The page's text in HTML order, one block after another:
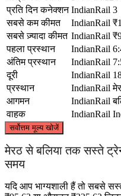
प्रति दिन कनेक्शन IndianRail 3
सबसे कम कीमत
IndianRail
सबसे ज़्यादा कीमत IndianRail
पहला प्रस्थान
IndianRail
अंतिम प्रस्थान
IndianRail
दूरी
IndianRail
प्रस्थान
IndianRail
आगमन
IndianRail
वाहक
IndianRail
सर्वोत्तम मूल्य खोजें
Meerut
मेरठ से बलिया तक सस्ते
समय
यदि आप भाग्यशाली हैं तो सबसे